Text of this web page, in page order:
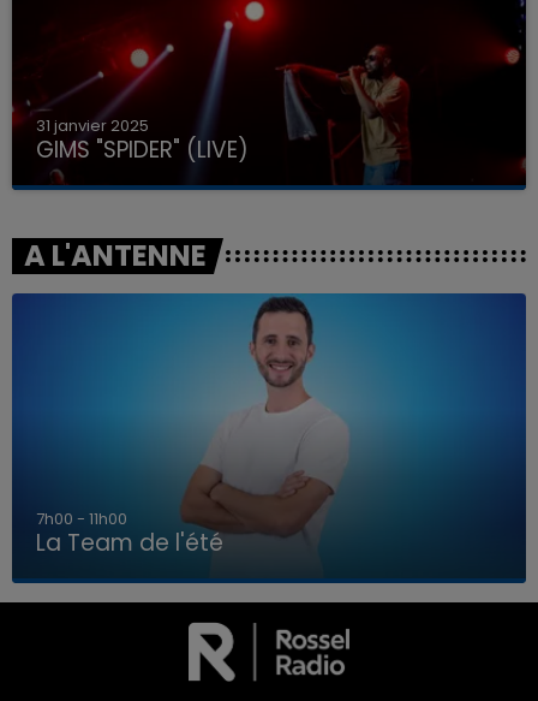
LA TEAM DE L'ÉTÉ
31 janvier 2025
GIMS "SPIDER" (LIVE)
A L'ANTENNE
7h00 - 11h00
La Team de l'été